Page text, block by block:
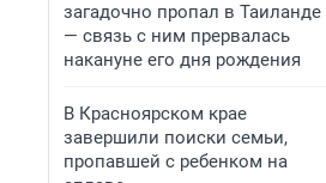
загадочно пропал в Таиланде
— связь с ним прервалась
накануне его дня рождения
В Красноярском крае
завершили поиски семьи,
пропавшей с ребенком на